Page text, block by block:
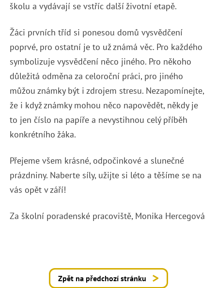
školu a vydávají se vstříc další životní etapě.
Žáci prvních tříd si ponesou domů vysvědčení
poprvé, pro ostatní je to už známá věc. Pro každého
symbolizuje vysvědčení něco jiného. Pro někoho
důležitá odměna za celoroční práci, pro jiného
můžou známky být i zdrojem stresu. Nezapomínejte,
že i když známky mohou něco napovědět, někdy je
to jen číslo na papíře a nevystihnou celý příběh
konkrétního žáka.
Přejeme všem krásné, odpočinkové a slunečné
prázdniny. Naberte síly, užijte si léto a těšíme se na
vás opět v září!
Za školní poradenské pracoviště, Monika Hercegová
Zpět na předchozí stránku